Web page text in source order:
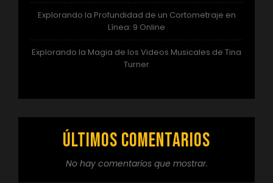
Explorando la Profundidad de un Cortometraje en
Línea: 9 Online
Explorando la Magia de los Videos Musicales de Tina
Turner
Últimos comentarios
No hay comentarios que mostrar.